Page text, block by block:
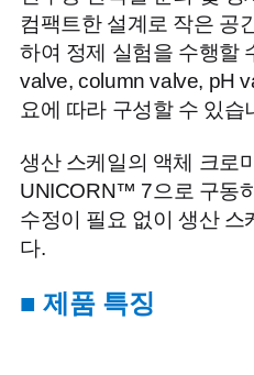
컴팩트한 설계로 작은 공
하여 정제 실험을 수행할
valve, column valve, pH
요에 따라 구성할 수 있습
생산 스케일의 액체 크로
UNICORN™ 7으로 구동
수정이 필요 없이 생산 스
다.
■ 제품 특징